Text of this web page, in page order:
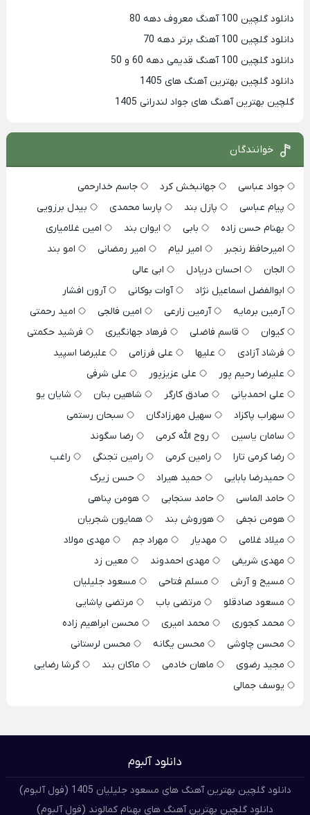
دانلود گلچین 100 آهنگ معروف دهه 80
دانلود گلچین 100 آهنگ برتر دهه 70
دانلود گلچین 100 آهنگ قدیمی دهه 60 و 50
دانلود گلچین بهترین آهنگ های 1405
گلچین بهترین آهنگ های جواد لندرانی 1405
خوانندگان
جواد عباسی جهانبخش کرد
جاسم خدارحمی
پیام عباسی
پازل بند پارسا محمدی
بیدل برزویی
بهنام حسن زاده
بابی ایوان بند
امین غلامیاری
امیرحافظ رنجبر
امیر لیام امیر رمضانی
امو بند
الجان
احسان دریادل
ابی عالی
ابوالفضل اسماعیل نژاد
آوات بوکانی
آرون افشار
آرمین برمایه
آرمین زارعی امین فالجی
امید رحمتی
کیوان
قاسم فاضلی فرهاد جهانگیری
فرشید حکمتی
فرشاد آزادی
علیها علی فرزامی
علیرضا اسپید
علیرضا رحیم پور
علی عزیزپور
علی شرفی
علی احمدیانی
صادق کارگر شاهین بنان
شایان یو
سهراب پاکزاد
سهیل مهرزادگان
سبحان رستمی
سامان یاسین
روح الله کرمی
رضا سگوند
رضا کرمی تارا
رامین کرمی رامین تجنگی
راغب
حمیدرضا بابایی
حمید هیراد
حسن زیرک
حامد الماسی
حامد سنجابی
هومن پناهی
هومن نجفی
هوروش بند
همایون شجریان
میلاد غلامی
مهدیار مهراد جم
مهدی مولاد
مهدی شریفی
مهدی احمدوند
معین زد
مسیح و آرش
مسلم فتاحی
مسعود جلیلیان
مسعود صادقلو
مرتضی باب
مرتضی پاشایی
محمد کجوری
محمد امیری
محسن ابراهیم زاده
محسن چاوشی
محسن یگانه
محسن لرستانی
مجید رضوی
ماهان خادمی ماکان بند
گرشا رضایی
یوسف جمالی
دانلود آلبوم
دانلود گلچین بهترین آهنگ های مسعود جلیلیان 1405 (فول آلبوم)
دانلود گلچین بهترین آهنگ های بهنام کمالوند (فول آلبوم)